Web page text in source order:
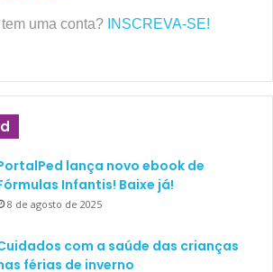
uma conta? INSCREVA-SE!
lança novo ebook de
Infantis! Baixe já!
8 de agosto de 2025
com a saúde das crianças
férias de inverno